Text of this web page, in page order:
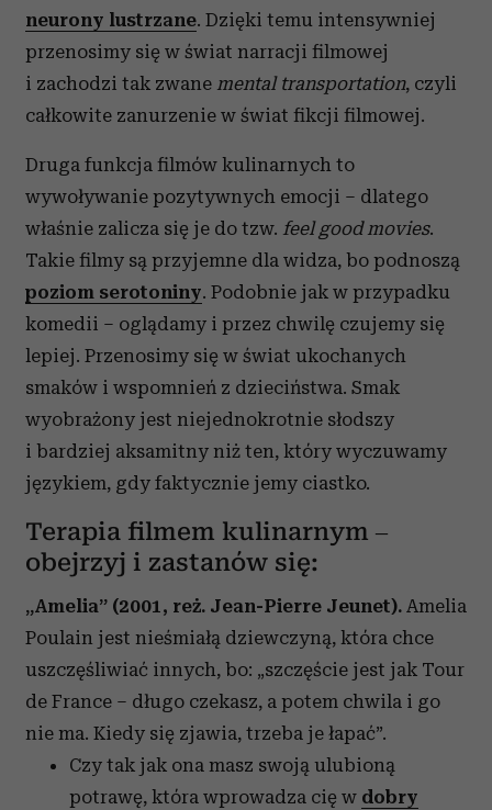
neurony lustrzane. Dzięki temu intensywniej
przenosimy się w świat narracji filmowej
i zachodzi tak zwane mental transportation, czyli
całkowite zanurzenie w świat fikcji filmowej.
Druga funkcja filmów kulinarnych to
wywoływanie pozytywnych emocji – dlatego
właśnie zalicza się je do tzw. feel good movies.
Takie filmy są przyjemne dla widza, bo podnoszą
poziom serotoniny. Podobnie jak w przypadku
komedii – oglądamy i przez chwilę czujemy się
lepiej. Przenosimy się w świat ukochanych
smaków i wspomnień z dzieciństwa. Smak
wyobrażony jest niejednokrotnie słodszy
i bardziej aksamitny niż ten, który wyczuwamy
językiem, gdy faktycznie jemy ciastko.
Terapia filmem kulinarnym –
obejrzyj i zastanów się:
„Amelia” (2001, reż. Jean-Pierre Jeunet). Amelia
Poulain jest nieśmiałą dziewczyną, która chce
uszczęśliwiać innych, bo: „szczęście jest jak Tour
de France – długo czekasz, a potem chwila i go
nie ma. Kiedy się zjawia, trzeba je łapać”.
Czy tak jak ona masz swoją ulubioną
potrawę, która wprowadza cię w dobry